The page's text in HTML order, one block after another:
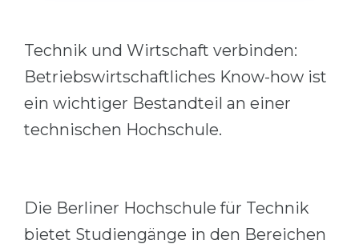
Fields of Study
Sample Vacancies
Holland Test
Interest Map Test
Medicine
WE APPLY FROM...
Russia
Technik und Wirtschaft verbinden:
Betriebswirtschaftliches Know-how ist
ein wichtiger Bestandteil an einer
technischen Hochschule.
Die Berliner Hochschule für Technik
bietet Studiengänge in den Bereichen